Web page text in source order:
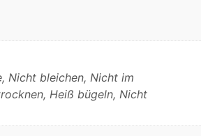
Nicht bleichen, Nicht im
Heiß bügeln, Nicht